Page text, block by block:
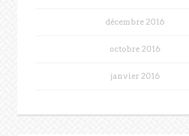
décembre 2016
octobre 2016
janvier 2016